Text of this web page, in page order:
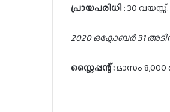
പ്രായപരിധി : 30 വയസ്സ്.
2020 ഒക്ടോബർ 31
സ്റ്റൈപ്പന്റ് :മാസം